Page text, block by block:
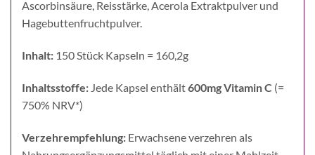
Ascorbinsäure, Reisstärke, Acerola Extraktpulver und
Hagebuttenfruchtpulver.
Inhalt: 150 Stück Kapseln = 160,2g
Inhaltsstoffe: Jede Kapsel enthält600mg Vitamin C (=
750% NRV*)
Verzehrempfehlung: Erwachsene verzehren als